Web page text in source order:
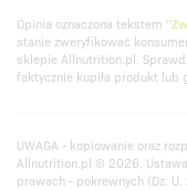
Opinia oznaczona tekstem
stanie zweryfikować
sklepie Allnutrition.pl.
faktycznie kupiła produkt lub
UWAGA - kopiowanie oraz
Allnutrition.pl © 2026.
prawach - pokrewnych (Dz.